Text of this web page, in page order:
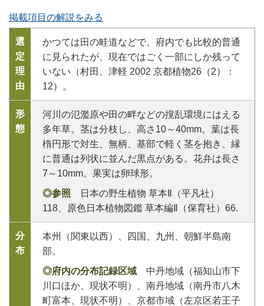
掲載項目の解説をみる
選
定
理
由
かつては田の畦道などで、府内でも比較的普通
に見られたが、現在ではごく一部にしか残って
いない（村田、津軽 2002 京都植物26（2）：
12）。
形
態
河川の氾濫原や田の畔などの撹乱環境にはえる
多年草。茎は分枝し、高さ10～40mm。葉は長
楕円形で対生、無柄、基部で軽く茎を抱き、縁
に普通は列状に並んだ黒点がある。花弁は長さ
7～10mm。果実は卵球形。
◎参照 日本の野生植物 草本Ⅱ（平凡社）
118、原色日本植物図鑑 草本編Ⅱ（保育社）66.
分
布
本州（関東以西）、四国、九州、朝鮮半島南
部。
◎府内の分布記録区域 中丹地域（福知山市下
川口ほか、現状不明）、南丹地域（南丹市八木
町富本、現状不明）、京都市域（左京区若王子